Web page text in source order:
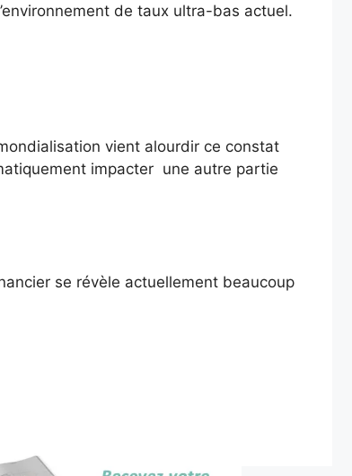
de taux ultra-bas actuel.
vient alourdir ce constat
impacter une autre partie
se révèle actuellement beaucoup